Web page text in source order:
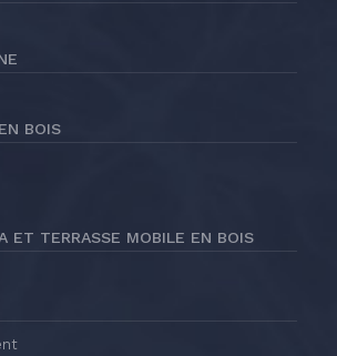
BOIS
ET TERRASSE MOBILE EN BOIS